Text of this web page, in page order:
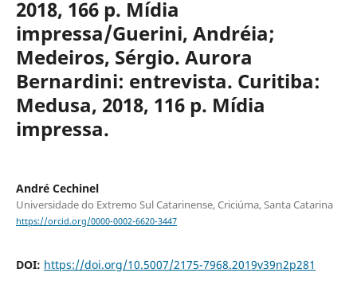
2018, 166 p. Mídia
impressa/Guerini, Andréia;
Medeiros, Sérgio. Aurora
Bernardini: entrevista. Curitiba:
Medusa, 2018, 116 p. Mídia
impressa.
André Cechinel
Universidade do Extremo Sul Catarinense, Criciúma, Santa Catarina
https://orcid.org/0000-0002-6620-3447
DOI: https://doi.org/10.5007/2175-7968.2019v39n2p281